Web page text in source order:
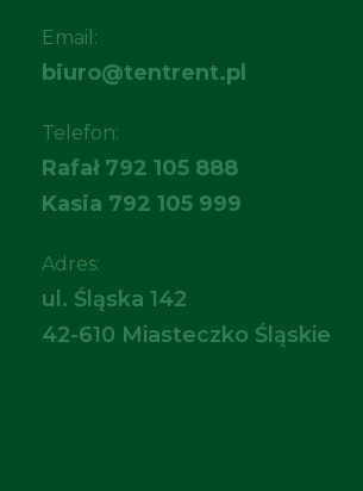
Email:
biuro@tentrent.pl
Telefon:
Rafał 792 105 888
Kasia 792 105 999
Adres:
ul. Śląska 142
42-610 Miasteczko Śląskie